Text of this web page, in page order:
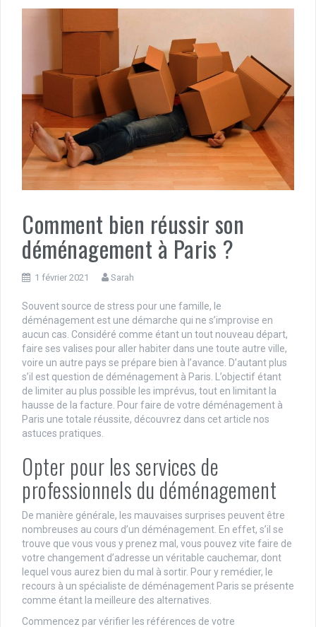
Comment bien réussir son
déménagement à Paris ?
1 février 2021 Sarah
Souvent source de stress pour une famille, le
déménagement est une démarche qui ne s’improvise en
aucun cas. Considéré comme étant un tout nouveau départ,
faire ses valises pour aller habiter dans une toute autre ville,
voire un autre pays se prépare bien à l’avance. D’autant plus
s’il est question de déménagement à Paris. L’objectif étant
de limiter au plus possible les imprévus, tout en limitant la
hausse de la facture. Pour faire de votre déménagement à
Paris une totale réussite, découvrez dans cet article nos
astuces pratiques.
Opter pour les services de
professionnels du déménagement
De manière générale, les mauvaises surprises peuvent être
nombreuses au cours d’un déménagement. En effet, s’il se
trouve que vous vous y prenez mal, vous pouvez vite faire de
votre changement d’adresse un véritable cauchemar, dont
lequel vous aurez bien du mal à sortir. Pour y remédier, le
recours à un spécialiste de déménagement Paris se présente
comme étant la meilleure des alternatives.
Commencez par vérifier les références de votre